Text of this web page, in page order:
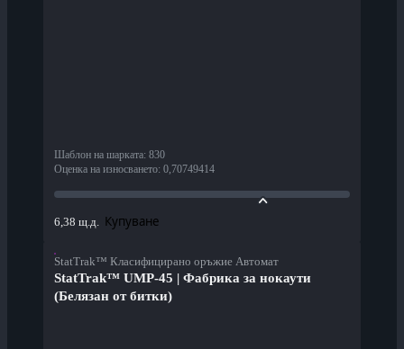
Шаблон на шарката: 830
Оценка на износването: 0,70749414
6,38 щ.д. Купуване
StatTrak™ Класифицирано оръжие Автомат
StatTrak™ UMP-45 | Фабрика за нокаути
(Белязан от битки)